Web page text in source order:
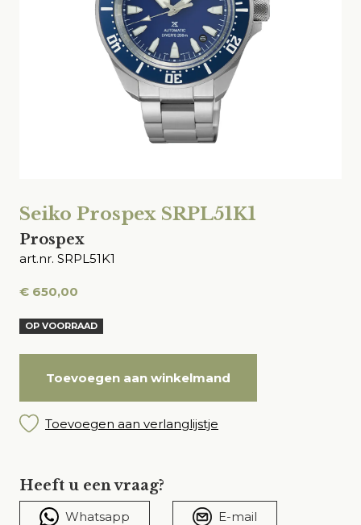
Seiko Prospex SRPL51K1
Prospex
art.nr. SRPL51K1
€ 650,00
OP VOORRAAD
Toevoegen aan winkelmand
Toevoegen aan verlanglijstje
Heeft u een vraag?
Whatsapp E-mail